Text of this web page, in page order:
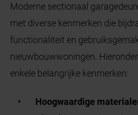
Moderne sectionaal
met diverse kenmerken die
functionaliteit en
nieuwbouwwoningen.
enkele belangrijke kenmerken:
Hoogwaardige